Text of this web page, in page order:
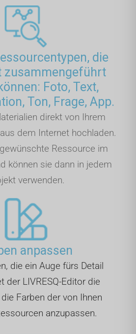
die
zusammengeführt
Foto, Text,
Ton, Frage, App.
direkt von Ihrem
dem Internet hochladen.
Ressource im
können sie dann in jedem
verwenden.
anpassen
die ein Auge fürs Detail
der LIVRESQ-Editor die
Farben der von Ihnen
anzupassen.